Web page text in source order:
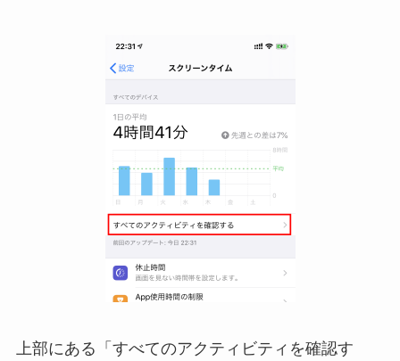
上部にある「すべてのアクティビティを確認す